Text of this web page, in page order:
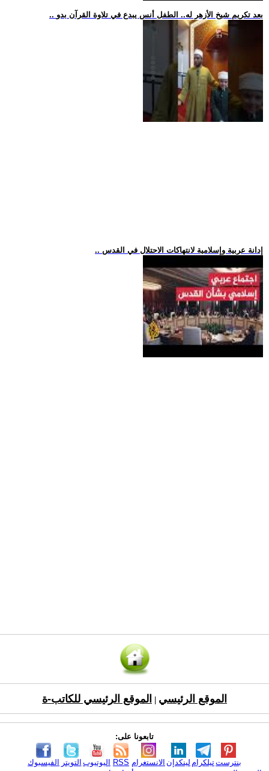
.. بعد تكريم شيخ الأزهر له.. الطفل أنس يبدع في تلاوة القرآن بدو
.. إدانة عربية وإسلامية لانتهاكات الاحتلال في القدس
الموقع الرئيسي الموقع الرئيسي للكاتب-ة
تابعونا على:
الفيسبوك التويتر اليوتيوب RSS الانستغرام لينكدإن تيلكرامبنترست